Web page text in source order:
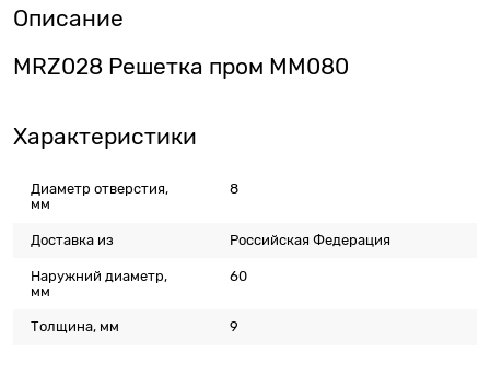
Описание
MRZ028 Решетка пром ММ080
Характеристики
Диаметр отверстия,
мм
8
Доставка из Российская Федерация
Наружний диаметр,
мм
60
Толщина, мм 9